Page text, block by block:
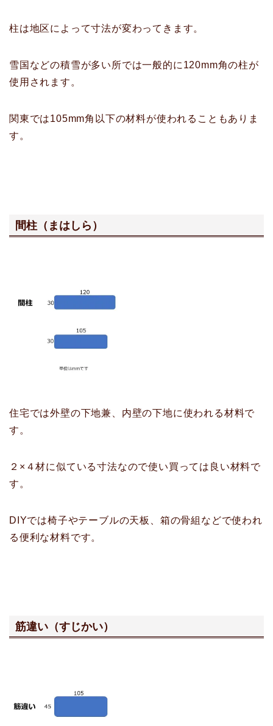
柱は地区によって寸法が変わってきます。
雪国などの積雪が多い所では一般的に120mm角の柱が
使用されます。
関東では105mm角以下の材料が使われることもありま
す。
間柱（まはしら）
住宅では外壁の下地兼、内壁の下地に使われる材料で
す。
２×４材に似ている寸法なので使い買っては良い材料で
す。
DIYでは椅子やテーブルの天板、箱の骨組などで使われ
る便利な材料です。
筋違い（すじかい）